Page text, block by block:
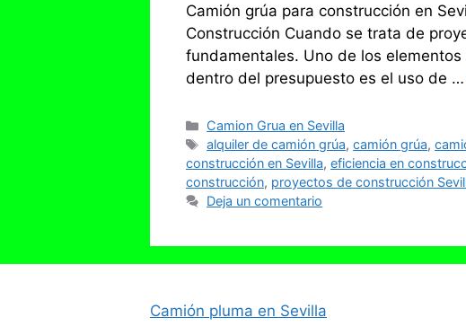
Camión grúa para construcción en
Construcción Cuando se trata de
fundamentales. Uno de los
dentro del presupuesto es el uso de …
Categorías
Camion Grua en Sevilla
Etiquetas
alquiler de camión grúa,camión grúa,
construcción en Sevilla, eficiencia en
construcción, proyectos de construcción
Deja un comentario
Camión pluma en Sevilla